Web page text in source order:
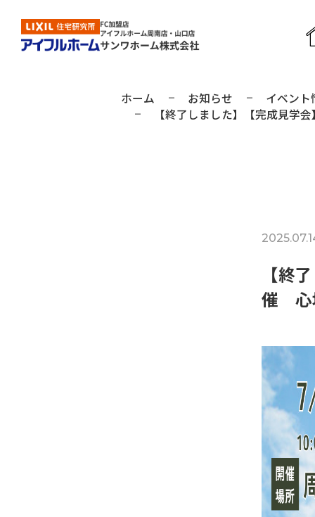
ホーム お知らせ
イベント
【終了しました】【完成見
【終
催 心